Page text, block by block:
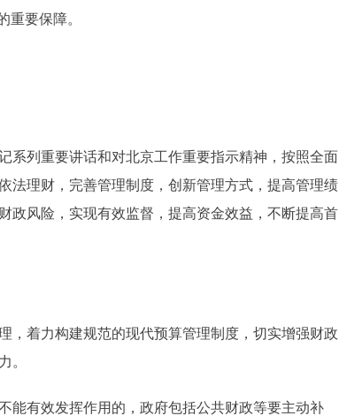
重要保障。
列重要讲话和对北京工作重要指示精神，按照全面
法理财，完善管理制度，创新管理方式，提高管理绩
政风险，实现有效监督，提高资金效益，不断提高首
着力构建规范的现代预算管理制度，切实增强财政
。
有效发挥作用的，政府包括公共财政等要主动补